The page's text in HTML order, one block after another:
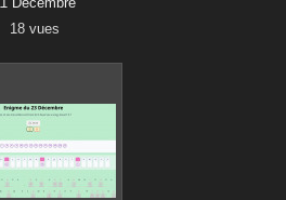
18 vues